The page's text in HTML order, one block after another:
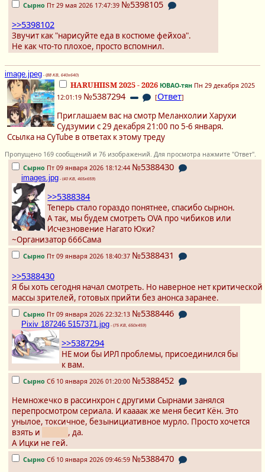
Сырно Пт 29 мая 2026 17:47:39 №5398105
>>5398102
Звучит как "нарисуйте еда в костюме фейхоа".
Не как что-то плохое, просто вспомнил.
image.jpeg - (88 KB, 640x640)
HARUHIISM 2025 - 2026 ЮВАО-тян Пн 29 декабря 2025
12:01:19 №5387294 [Ответ]
Приглашаем вас на смотр Меланхолии Харухи
Судзумии с 29 декабря 21:00 по 5-6 января.
Ссылка на CyTube в ответах к этому треду
Пропущено 169 сообщений и 76 изображений. Для просмотра нажмите "Ответ".
Сырно Пт 09 января 2026 18:12:44 №5388430
images.jpg - (40 KB, 465x659)
>>5388384
Теперь стало гораздо понятнее, спасибо сырнон.
А так, мы будем смотреть OVA про чибиков или
Исчезновение Нагато Юки?
~Организатор 666Сама
Сырно Пт 09 января 2026 18:40:37 №5388431
>>5388430
Я бы хоть сегодня начал смотреть. Но наверное нет критической
массы зрителей, готовых прийти без анонса заранее.
Сырно Пт 09 января 2026 22:32:13 №5388446
Pixiv 187246 5157371.jpg - (75 KB, 650x459)
>>5387294
НЕ мои бы ИРЛ проблемы, присоединился бы
к вам.
Сырно Сб 10 января 2026 01:20:00 №5388452
Немножечко в рассинхрон с другими Сырнами занялся
перепросмотром сериала. И каааак же меня бесит Кён. Это
унылое, токсичное, безынициативное мурло. Просто хочется
взять и
, да.
А Ицки не гей.
Сырно Сб 10 января 2026 09:46:59 №5388470